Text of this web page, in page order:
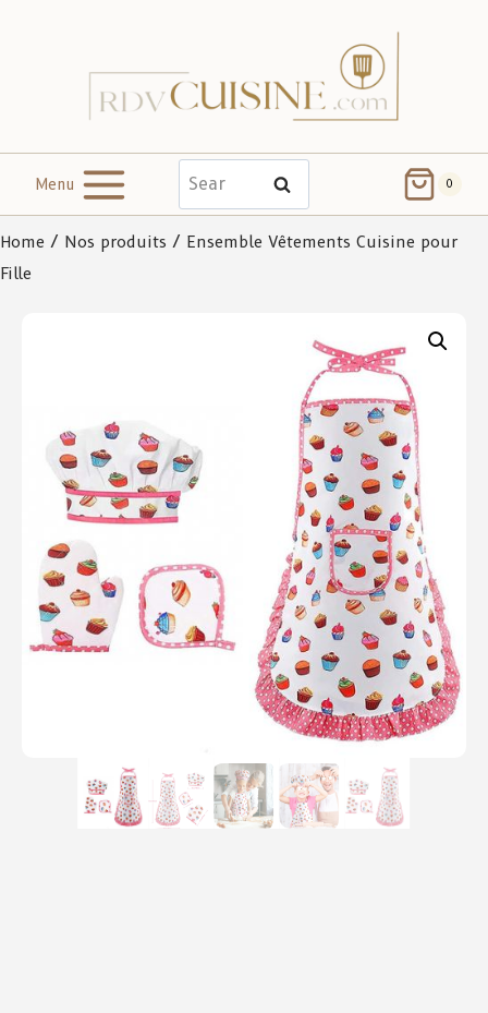
Menu Search 0
Home / Nos produits / Ensemble Vêtements Cuisine pour
Fille